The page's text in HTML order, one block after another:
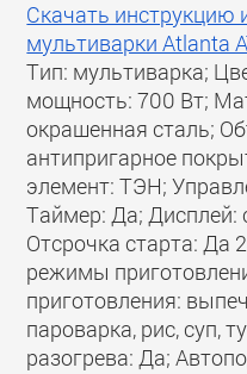
Скачать инструкцию
мультиварки Atlanta
Тип: мультиварка;
мощность: 700 Вт;
окрашенная сталь;
антипригарное
элемент: ТЭН;
Таймер: Да; Дисплей:
Отсрочка старта: Да
режимы
приготовления:
пароварка, рис, суп,
разогрева: Да;